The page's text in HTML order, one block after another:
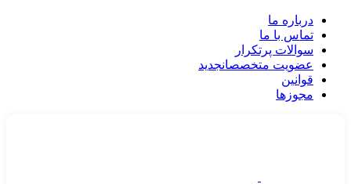
درباره ما
تماس با ما
سوالات پرتکرار
عضویت متخصصانجدید
قوانین
مجوزها